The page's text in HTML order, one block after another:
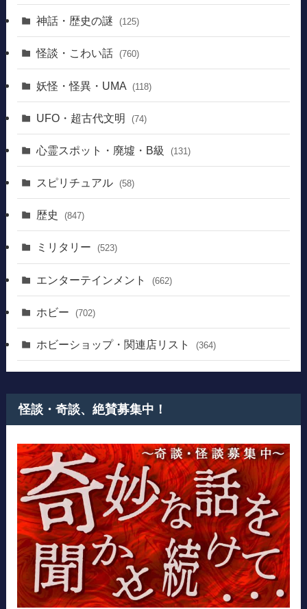
神話・歴史の謎 (125)
怪談・こわい話 (760)
妖怪・怪異・UMA (118)
UFO・超古代文明 (74)
心霊スポット・廃墟・B級 (131)
スピリチュアル (58)
歴史 (847)
ミリタリー (523)
エンターテインメント (662)
ホビー (702)
ホビーショップ・関連店リスト (364)
怪談・奇談、絶賛募集中！